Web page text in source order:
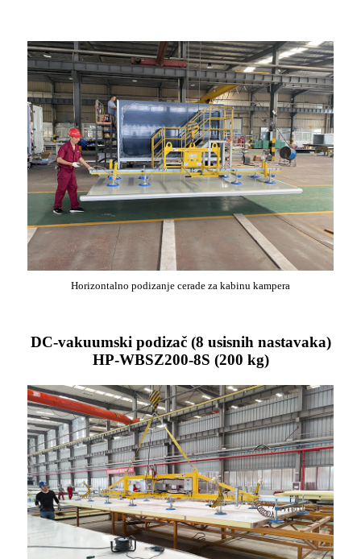
Horizontalno podizanje cerade za kabinu kampera
DC-vakuumski podizač (8 usisnih nastavaka)
HP-WBSZ200-8S (200 kg)